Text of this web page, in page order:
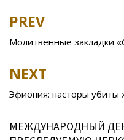
b
o
o
k
kl
as
ni
Post
navigation
PREV
Молитвенные закладки
NEXT
Эфиопия: пасторы убиты
МЕЖДУНАРОДНЫЙ